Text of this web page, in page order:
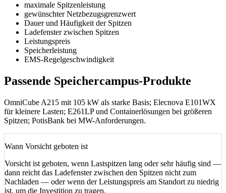
maximale Spitzenleistung
gewünschter Netzbezugsgrenzwert
Dauer und Häufigkeit der Spitzen
Ladefenster zwischen Spitzen
Leistungspreis
Speicherleistung
EMS-Regelgeschwindigkeit
Passende Speichercampus-Produkte
OmniCube A215 mit 105 kW als starke Basis; Elecnova E101WX
für kleinere Lasten; E261LP und Containerlösungen bei größeren
Spitzen; PotisBank bei MW-Anforderungen.
Wann Vorsicht geboten ist
Vorsicht ist geboten, wenn Lastspitzen lang oder sehr häufig sind —
dann reicht das Ladefenster zwischen den Spitzen nicht zum
Nachladen — oder wenn der Leistungspreis am Standort zu niedrig
ist, um die Investition zu tragen.